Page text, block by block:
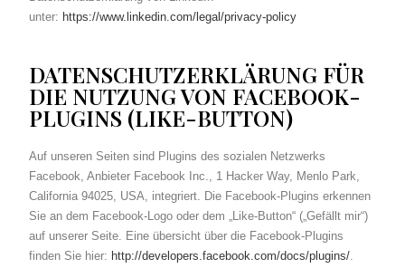
unter: https://www.linkedin.com/legal/privacy-policy
DATENSCHUTZERKLÄRUNG FÜR
DIE NUTZUNG VON FACEBOOK-
PLUGINS (LIKE-BUTTON)
Auf unseren Seiten sind Plugins des sozialen Netzwerks
Facebook, Anbieter Facebook Inc., 1 Hacker Way, Menlo Park,
California 94025, USA, integriert. Die Facebook-Plugins erkennen
Sie an dem Facebook-Logo oder dem „Like-Button“ („Gefällt mir“)
auf unserer Seite. Eine übersicht über die Facebook-Plugins
finden Sie hier: http://developers.facebook.com/docs/plugins/.